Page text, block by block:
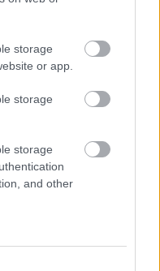
storage
or app.
storage
storage
and other
424